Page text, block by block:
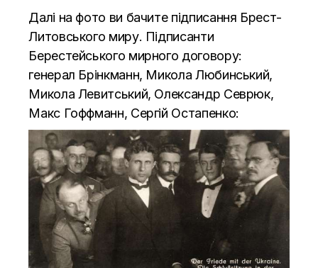
Далі на фото ви бачите підписання Брест-
Литовського миру. Підписанти
Берестейського мирного договору:
генерал Брінкманн, Микола Любинський,
Микола Левитський, Олександр Севрюк,
Макс Гоффманн, Сергій Остапенко: